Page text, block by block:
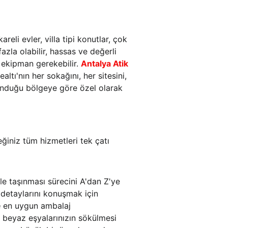
evler, villa tipi konutlar, çok
olabilir, hassas ve değerli
gerekebilir. Antalya Atik
her sokağını, her sitesini,
bölgeye göre özel olarak
tüm hizmetleri tek çatı
taşınması sürecini A'dan Z'ye
konuşmak için
en uygun ambalaj
eşyalarınızın sökülmesi